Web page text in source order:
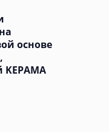
основе
KЕРАМА